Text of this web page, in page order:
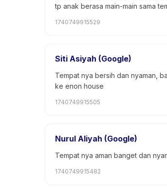
tp anak berasa main-main sama
1740749915529
Siti Asiyah (Google)
Tempat nya bersih dan nyaman,
ke enon house
1740749915505
Nurul Aliyah (Google)
Tempat nya aman banget dan
1740749915482